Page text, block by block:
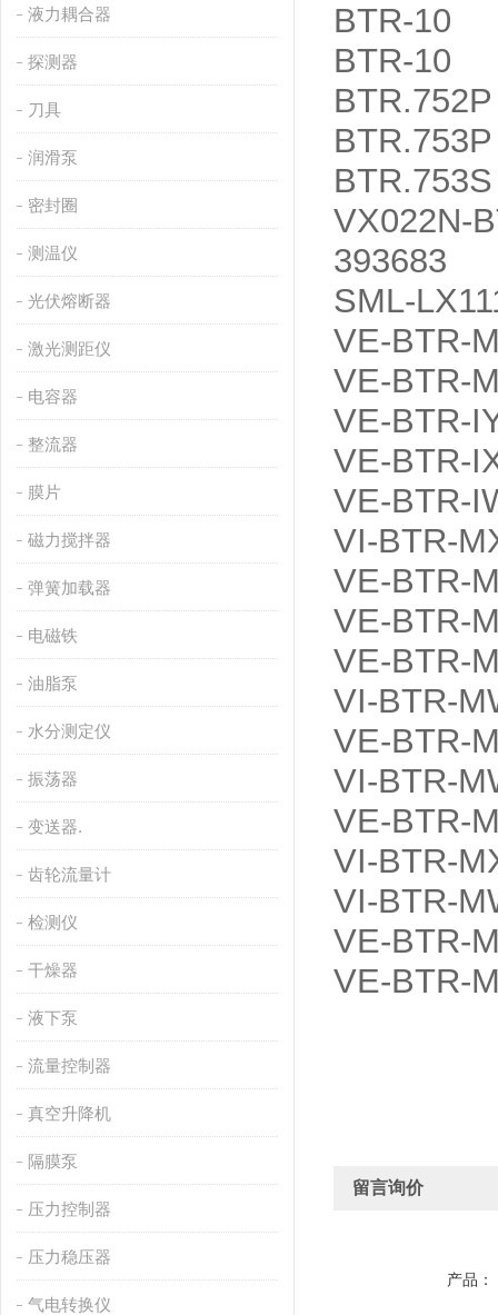
液力耦合器
探测器
刀具
润滑泵
密封圈
测温仪
光伏熔断器
激光测距仪
电容器
整流器
膜片
磁力搅拌器
弹簧加载器
电磁铁
油脂泵
水分测定仪
振荡器
变送器.
齿轮流量计
检测仪
干燥器
液下泵
流量控制器
真空升降机
隔膜泵
压力控制器
压力稳压器
气电转换仪
BTR-10
BTR-10
BTR.752P
BTR.753P
BTR.753S
VX022N-
393683
SML-
VE-BTR-
VE-BTR-
VE-BTR-
VE-BTR-
VE-BTR-
VI-BTR-
VE-BTR-
VE-BTR-
VE-BTR-
VI-BTR-
VE-BTR-
VI-BTR-
VE-BTR-
VI-BTR-
VI-BTR-
VE-BTR-
VE-BTR-
留言询价
产品：